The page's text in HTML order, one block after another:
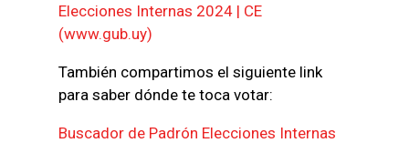
Elecciones Internas 2024 | CE
(www.gub.uy)
También compartimos el siguiente link
para saber dónde te toca votar:
Buscador de Padrón Elecciones Internas